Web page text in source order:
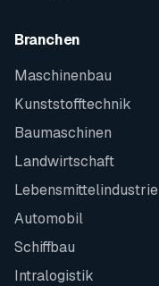
Branchen
Maschinenbau
Kunststofftechnik
Baumaschinen
Landwirtschaft
Lebensmittelindustrie
Automobil
Schiffbau
Intralogistik